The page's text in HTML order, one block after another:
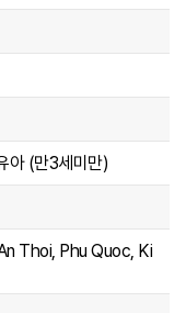
아 (만3세미만)
Thoi, Phu Quoc, Ki